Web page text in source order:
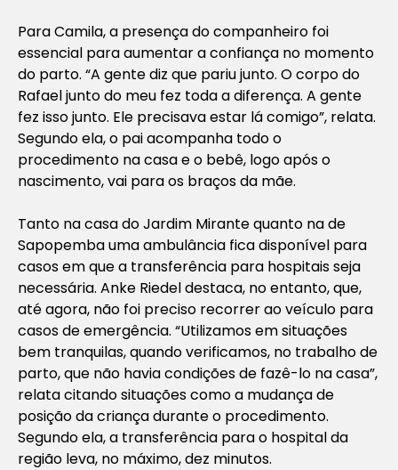
Para Camila, a presença do companheiro foi
essencial para aumentar a confiança no momento
do parto. “A gente diz que pariu junto. O corpo do
Rafael junto do meu fez toda a diferença. A gente
fez isso junto. Ele precisava estar lá comigo”, relata.
Segundo ela, o pai acompanha todo o
procedimento na casa e o bebê, logo após o
nascimento, vai para os braços da mãe.
Tanto na casa do Jardim Mirante quanto na de
Sapopemba uma ambulância fica disponível para
casos em que a transferência para hospitais seja
necessária. Anke Riedel destaca, no entanto, que,
até agora, não foi preciso recorrer ao veículo para
casos de emergência. “Utilizamos em situações
bem tranquilas, quando verificamos, no trabalho de
parto, que não havia condições de fazê-lo na casa”,
relata citando situações como a mudança de
posição da criança durante o procedimento.
Segundo ela, a transferência para o hospital da
região leva, no máximo, dez minutos.